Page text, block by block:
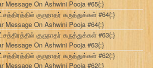
Message On Ashwini Pooja #65{:}
குருநாதர் கருத்துக்கள் #64{:}
Message On Ashwini Pooja #64{:}
குருநாதர் கருத்துக்கள் #63{:}
Message On Ashwini Pooja #63{:}
குருநாதர் கருத்துக்கள் #62{:}
Message On Ashwini Pooja #62{:}